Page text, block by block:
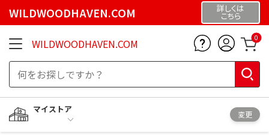
WILDWOODHAVEN.COM 詳しくは
こちら
WILDWOODHAVEN.COM 0
マイストア
変更